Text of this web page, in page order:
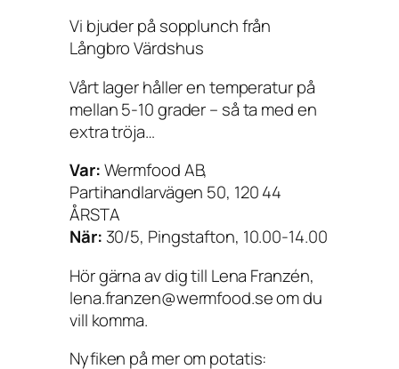
Vi bjuder på sopplunch från
Långbro Värdshus
Vårt lager håller en temperatur på
mellan 5-10 grader – så ta med en
extra tröja…
Var:Wermfood AB,
Partihandlarvägen 50, 120 44
ÅRSTA
När: 30/5, Pingstafton, 10.00-14.00
Hör gärna av dig till Lena Franzén,
lena.franzen@wermfood.se om du
vill komma.
Nyfiken på mer om potatis: